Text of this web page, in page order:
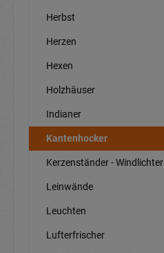
Herbst
Herzen
Hexen
Holzhäuser
Indianer
Kantenhocker
Kerzenständer - Windlichter
Leinwände
Leuchten
Lufterfrischer